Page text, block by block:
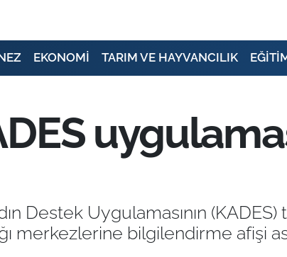
EKONOMİ TARIM VE HAYVANCILIK
Destek Uygulamasının (KADES)
merkezlerine bilgilendirme afişi